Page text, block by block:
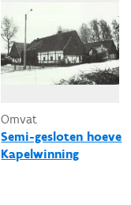
Omvat
Semi-gesloten hoeve
Kapelwinning